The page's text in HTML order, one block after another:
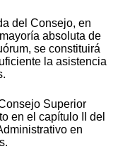
del Consejo, en
absoluta de
se constituirá
la asistencia
Superior
en el capítulo II del
en